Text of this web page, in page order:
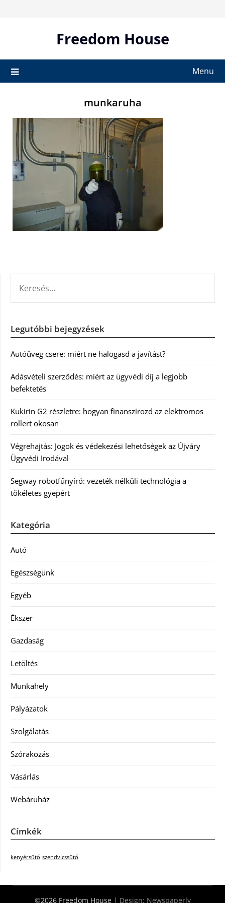
Freedom House
Menu
munkaruha
Legutóbbi bejegyzések
Autóüveg csere: miért ne halogasd a javítást?
Adásvételi szerződés: miért az ügyvédi díj a legjobb
befektetés
Kukirin G2 részletre: hogyan finanszírozd az elektromos
rollert okosan
Végrehajtás: Jogok és védekezési lehetőségek az Újváry
Ügyvédi Irodával
Segway robotfűnyíró: vezeték nélküli technológia a
tökéletes gyepért
Kategória
Autó
Egészségünk
Egyéb
Ékszer
Gazdaság
Letöltés
Munkahely
Pályázatok
Szolgálatás
Szórakozás
Vásárlás
Webáruház
Címkék
kenyérsütő szendvicssütő
©2026 Freedom House | Design: Newspaperly